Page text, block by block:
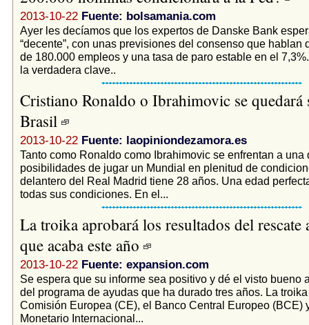
2013-10-22 Fuente: bolsamania.com
Ayer les decíamos que los expertos de Danske Bank
“decente”, con unas previsiones del consenso que hablan
de 180.000 empleos y una tasa de paro estable en el
la verdadera clave..
Cristiano Ronaldo o Ibrahimovic se quedará
Brasil
2013-10-22 Fuente: laopiniondezamora.es
Tanto como Ronaldo como Ibrahimovic se enfrentan a una
posibilidades de jugar un Mundial en plenitud de
delantero del Real Madrid tiene 28 años. Una edad
todas sus condiciones. En el...
La troika aprobará los resultados del rescate
que acaba este año
2013-10-22 Fuente: expansion.com
Se espera que su informe sea positivo y dé el visto bueno
del programa de ayudas que ha durado tres años. La
Comisión Europea (CE), el Banco Central Europeo (BCE)
Monetario Internacional...